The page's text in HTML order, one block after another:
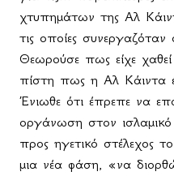
χτυπημάτων της Αλ
τις οποίες
Θεωρούσε πως είχε
πίστη πως η Αλ Κάιντα
Ένιωθε ότι έπρεπε να
οργάνωση στον
προς ηγετικό στέλεχος
μια νέα φάση, «να